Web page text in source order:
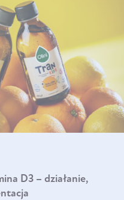
D3 – działanie,